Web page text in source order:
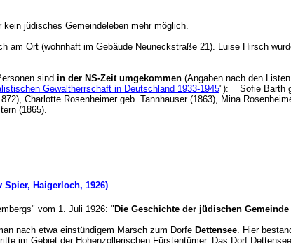
jüdisches Gemeindeleben mehr möglich.
Ort (wohnhaft im Gebäude Neuneckstraße 21). Luise Hirsch
sind in der NS-Zeit umgekommen (Angaben nach den
Gewaltherrschaft in Deutschland 1933-1945"): Sofie Barth
Charlotte Rosenheimer geb. Tannhauser (1863), Mina
(1865).
Haigerloch, 1926)
vom 1. Juli 1926: " Die Geschichte der jüdischen Gemeinde
nach etwa einstündigem Marsch zum Dorfe Dettensee. Hier
im Gebiet der Hohenzollerischen Fürstentümer. Das Dorf